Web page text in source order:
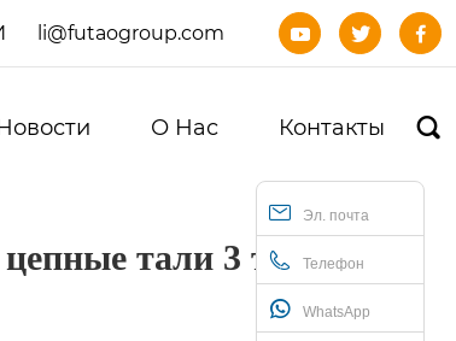
li@futaogroup.com   
О Нас Контакты 
Эл. почта
Телефон
WhatsApp
тали 3 тонны